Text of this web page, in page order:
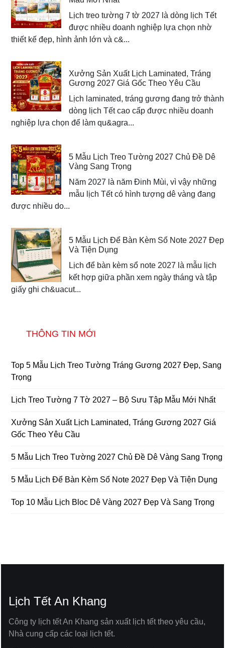
Lịch treo tường 7 tờ 2027 là dòng lịch Tết
được nhiều doanh nghiệp lựa chọn nhờ
thiết kế đẹp, hình ảnh lớn và c&...
Xưởng Sản Xuất Lịch Laminated, Tráng
Gương 2027 Giá Gốc Theo Yêu Cầu
Lịch laminated, tráng gương đang trở thành
dòng lịch Tết cao cấp được nhiều doanh
nghiệp lựa chọn để làm qu&agra...
5 Mẫu Lịch Treo Tường 2027 Chủ Đề Dê
Vàng Sang Trọng
Năm 2027 là năm Đinh Mùi, vì vậy những
mẫu lịch Tết có hình tượng dê vàng đang
được nhiều do...
5 Mẫu Lịch Để Bàn Kèm Sổ Note 2027 Đẹp
Và Tiện Dụng
Lịch để bàn kèm sổ note 2027 là mẫu lịch
kết hợp giữa phần xem ngày tháng và tập
giấy ghi ch&uacut...
THÔNG TIN MỚI
Top 5 Mẫu Lịch Treo Tường Tráng Gương 2027 Đẹp, Sang
Trọng
Lịch Treo Tường 7 Tờ 2027 – Bộ Sưu Tập Mẫu Mới Nhất
Xưởng Sản Xuất Lịch Laminated, Tráng Gương 2027 Giá
Gốc Theo Yêu Cầu
5 Mẫu Lịch Treo Tường 2027 Chủ Đề Dê Vàng Sang Trọng
5 Mẫu Lịch Để Bàn Kèm Sổ Note 2027 Đẹp Và Tiện Dụng
Top 10 Mẫu Lịch Bloc Dê Vàng 2027 Đẹp Và Sang Trọng
Lịch Tết An Khang
Công ty lịch tết An Khang sản xuất lịch tết theo yêu cầu,
Nhà cung cấp các loại lịch tết.